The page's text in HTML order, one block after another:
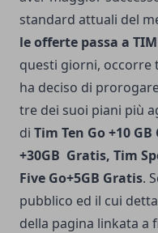
standard attuali del
le offerte passa a TIM
questi giorni, occorre
ha deciso di
tre dei suoi piani più
di Tim Ten Go +10
+30GB Gratis, Tim
Five Go+5GB Gratis.
pubblico ed il cui
della pagina linkata a